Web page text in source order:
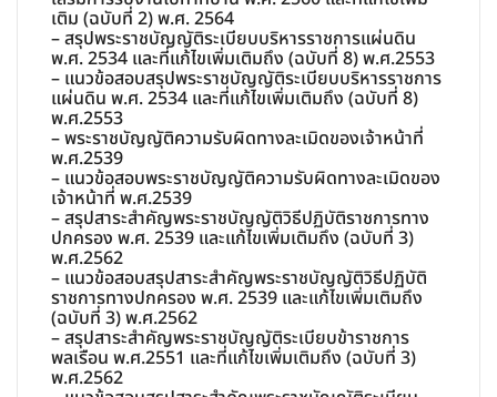
เติม (ฉบับที่ 2) พ.ศ. 2564
– สรุปพระราชบัญญัติระเบียบบริหารราชการแผ่นดิน
พ.ศ. 2534 และที่แก้ไขเพิ่มเติมถึง (ฉบับที่ 8) พ.ศ.2553
– แนวข้อสอบสรุปพระราชบัญญัติระเบียบบริหารราชการ
แผ่นดิน พ.ศ. 2534 และที่แก้ไขเพิ่มเติมถึง (ฉบับที่ 8)
พ.ศ.2553
– พระราชบัญญัติความรับผิดทางละเมิดของเจ้าหน้าที่
พ.ศ.2539
– แนวข้อสอบพระราชบัญญัติความรับผิดทางละเมิดของ
เจ้าหน้าที่ พ.ศ.2539
– สรุปสาระสำคัญพระราชบัญญัติวิธีปฏิบัติราชการทาง
ปกครอง พ.ศ. 2539 และแก้ไขเพิ่มเติมถึง (ฉบับที่ 3)
พ.ศ.2562
– แนวข้อสอบสรุปสาระสำคัญพระราชบัญญัติวิธีปฏิบัติ
ราชการทางปกครอง พ.ศ. 2539 และแก้ไขเพิ่มเติมถึง
(ฉบับที่ 3) พ.ศ.2562
– สรุปสาระสำคัญพระราชบัญญัติระเบียบข้าราชการ
พลเรือน พ.ศ.2551 และที่แก้ไขเพิ่มเติมถึง (ฉบับที่ 3)
พ.ศ.2562